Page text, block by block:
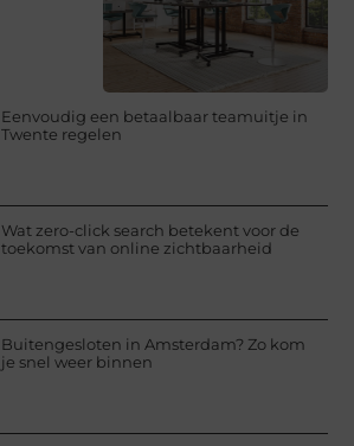
Eenvoudig een betaalbaar teamuitje in
Twente regelen
Wat zero-click search betekent voor de
toekomst van online zichtbaarheid
Buitengesloten in Amsterdam? Zo kom
je snel weer binnen